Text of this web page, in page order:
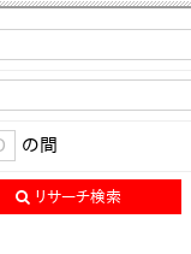
の間
リサーチ検索